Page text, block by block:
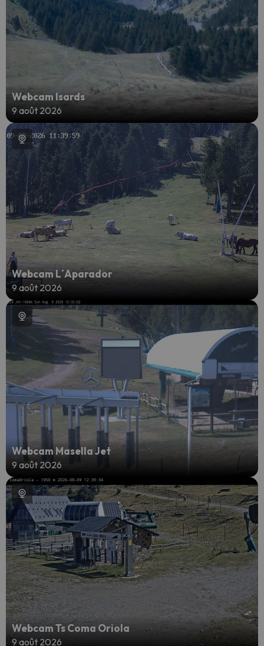
Webcam Isards
9 août 2026
Webcam L´Aparador
9 août 2026
Webcam Masella Jet
9 août 2026
Webcam Ts Coma Oriola
9 août 2026